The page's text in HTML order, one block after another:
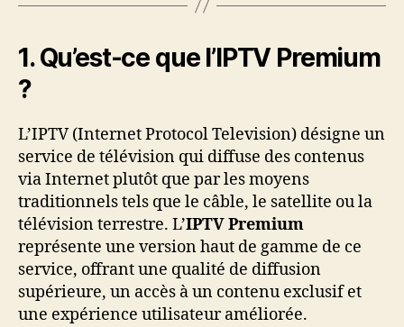
1. Qu’est-ce que l’IPTV Premium
?
L’IPTV (Internet Protocol Television) désigne un
service de télévision qui diffuse des contenus
via Internet plutôt que par les moyens
traditionnels tels que le câble, le satellite ou la
télévision terrestre. L’IPTV Premium
représente une version haut de gamme de ce
service, offrant une qualité de diffusion
supérieure, un accès à un contenu exclusif et
une expérience utilisateur améliorée.